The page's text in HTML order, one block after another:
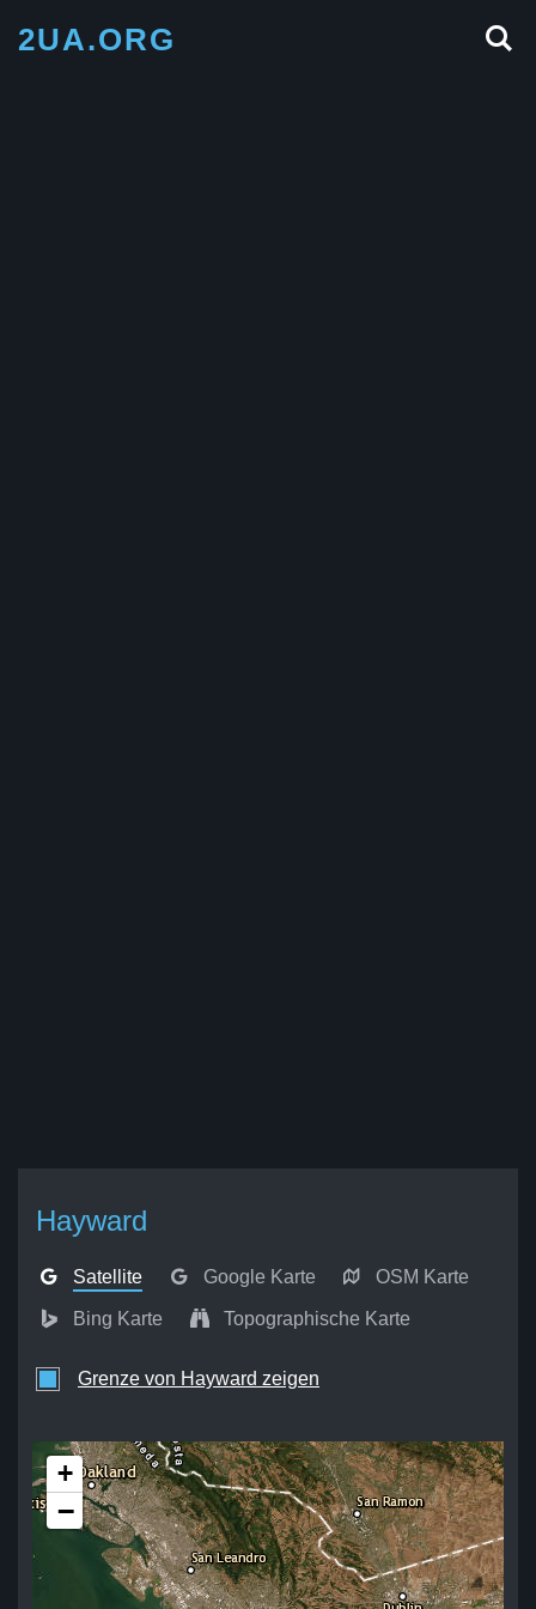
2UA.ORG
Hayward
Satellite Google Karte OSM Karte
Bing Karte Topographische Karte
Grenze von Hayward zeigen
+
−